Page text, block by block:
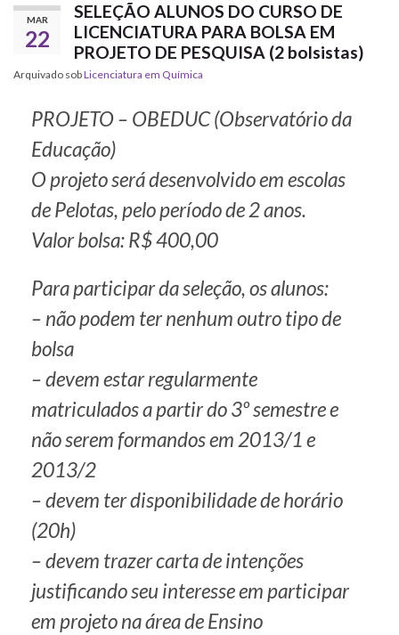
MAR
22
SELEÇÃO ALUNOS DO CURSO DE
LICENCIATURA PARA BOLSA EM
PROJETO DE PESQUISA (2 bolsistas)
Arquivado sobLicenciatura em Química
PROJETO – OBEDUC (Observatório da
Educação)
O projeto será desenvolvido em escolas
de Pelotas, pelo período de 2 anos.
Valor bolsa: R$ 400,00
Para participar da seleção, os alunos:
– não podem ter nenhum outro tipo de
bolsa
– devem estar regularmente
matriculados a partir do 3º semestre e
não serem formandos em 2013/1 e
2013/2
– devem ter disponibilidade de horário
(20h)
– devem trazer carta de intenções
justificando seu interesse em participar
em projeto na área de Ensino